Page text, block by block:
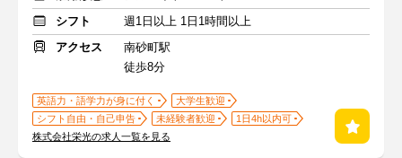
シフト
週1日以上 1日1時間以上
アクセス
南砂町駅
徒歩8分
英語力・語学力が身に付く
大学生歓迎
シフト自由・自己申告
未経験者歓迎
1日4h以内可
株式会社栄光の求人一覧を見る